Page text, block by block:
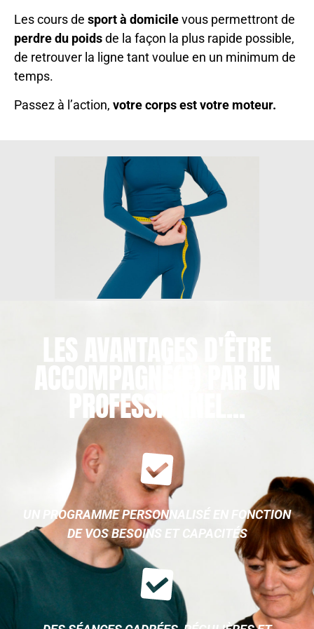
Les cours de sport à domicilevous permettront de
perdre du poidsde la façon la plus rapide possible,
de retrouver la ligne tant voulue en un minimum de
temps.
Passez à l’action, votre corps est votre moteur.
LES AVANTAGES D'ÊTRE
ACCOMPAGNÉ(E) PAR UN
PROFESSIONNEL...
UN PROGRAMME PERSONNALISÉ EN FONCTION
DE VOS BESOINS ET CAPACITÉS